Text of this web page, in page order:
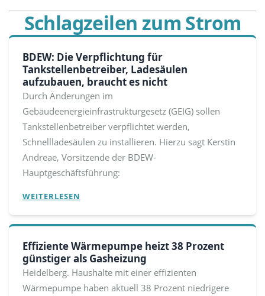
Schlagzeilen zum Strom
BDEW: Die Verpflichtung für
Tankstellenbetreiber, Ladesäulen
aufzubauen, braucht es nicht
Durch Änderungen im
Gebäudeenergieinfrastrukturgesetz (GEIG) sollen
Tankstellenbetreiber verpflichtet werden,
Schnellladesäulen zu installieren. Hierzu sagt Kerstin
Andreae, Vorsitzende der BDEW-
Hauptgeschäftsführung:
WEITERLESEN
Effiziente Wärmepumpe heizt 38 Prozent
günstiger als Gasheizung
Heidelberg. Haushalte mit einer effizienten
Wärmepumpe haben aktuell 38 Prozent niedrigere